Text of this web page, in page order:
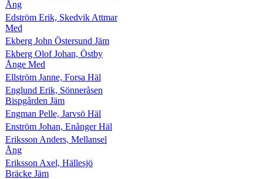
Ång
Edström Erik, Skedvik Attmar
Med
Ekberg John Östersund Jäm
Ekberg Olof Johan, Östby
Ånge Med
Ellström Janne, Forsa Häl
Englund Erik, Sönneråsen
Bispgården Jäm
Engman Pelle, Jarvsö Häl
Enström Johan, Enånger Häl
Eriksson Anders, Mellansel
Ång
Eriksson Axel, Hällesjö
Bräcke Jäm